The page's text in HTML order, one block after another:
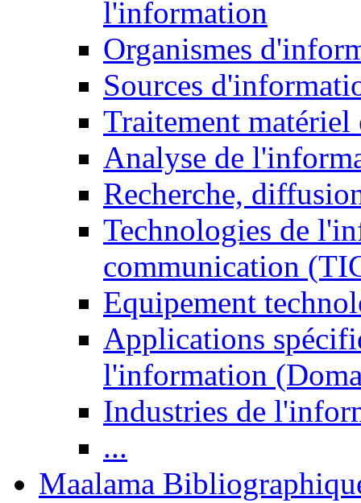
l'information
Organismes
Sources
Traitement matériel
Analyse de
Recherche,
Technologies de
communication
Equipement
Applications
l'information
Industries de
...
Maalama